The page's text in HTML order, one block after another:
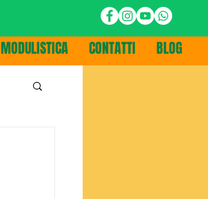
MODULISTICA CONTATTI BLOG